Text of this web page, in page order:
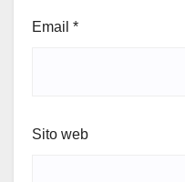
Email *
Sito web